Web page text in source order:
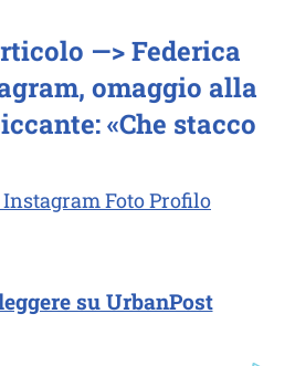
—> Federica
omaggio alla
«Che stacco
Foto Profilo
su UrbanPost